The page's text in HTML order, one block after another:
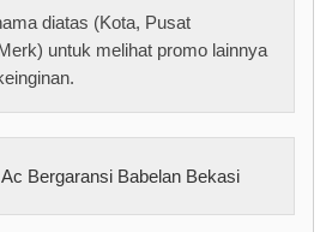
diatas (Kota, Pusat
untuk melihat promo lainnya